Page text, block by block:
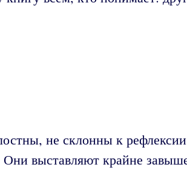
не склонны к
Они выставляют крайне